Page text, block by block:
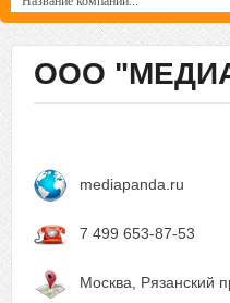
ООО
mediapanda.ru
7 499 653-87-53
Москва, Рязанский